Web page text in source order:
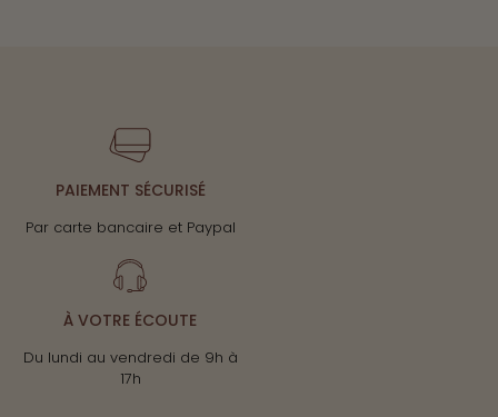
PAIEMENT SÉCURISÉ
Par carte bancaire et Paypal
À VOTRE ÉCOUTE
Du lundi au vendredi de 9h à
17h